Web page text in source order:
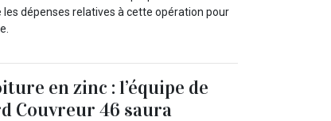
dépenses relatives à cette opération pour
en zinc : l’équipe de
Couvreur 46 saura